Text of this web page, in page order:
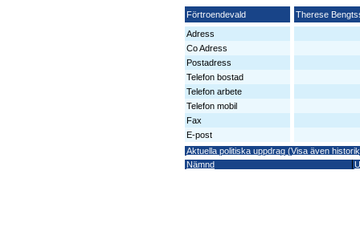
Förtroendevald
Therese
Adress
Co Adress
Postadress
Telefon bostad
Telefon arbete
Telefon mobil
Fax
E-post
Aktuella politiska uppdrag (Visa även
Nämnd